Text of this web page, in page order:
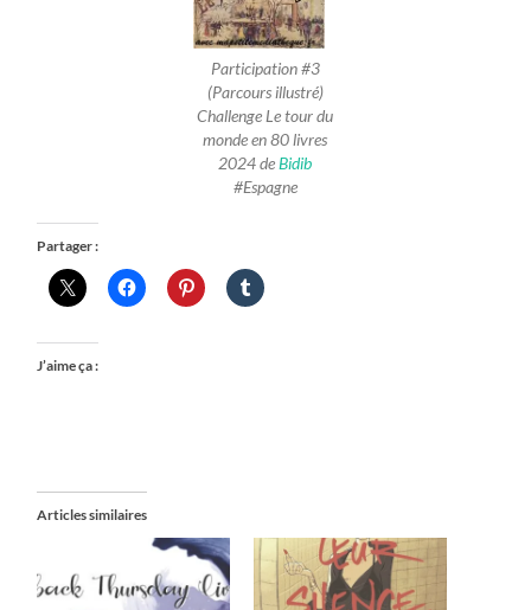
Participation #3
(Parcours illustré)
Challenge Le tour du
monde en 80 livres
2024 deBidib
#Espagne
Partager :
J’aime ça :
Articles similaires